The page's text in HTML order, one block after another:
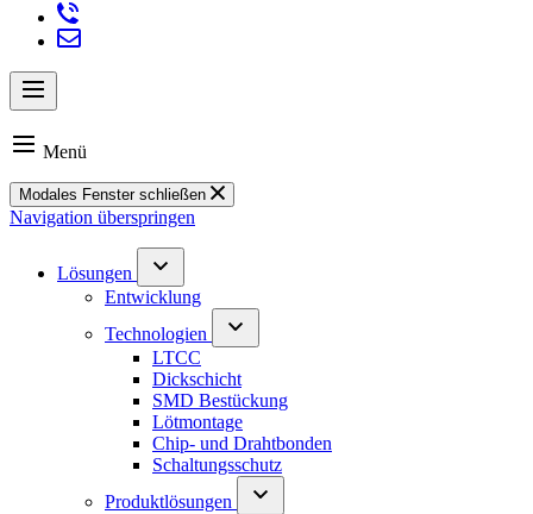
Menü
Modales Fenster schließen
Navigation überspringen
Lösungen
Entwicklung
Technologien
LTCC
Dickschicht
SMD Bestückung
Lötmontage
Chip- und Drahtbonden
Schaltungsschutz
Produktlösungen